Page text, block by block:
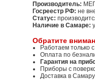
Производитель:
Госреестр РФ: не
Статус:
Наличие в Самаре:
Обратите
Работаем только
Оплата по
Гарантия на
Приборы с
Доставка в